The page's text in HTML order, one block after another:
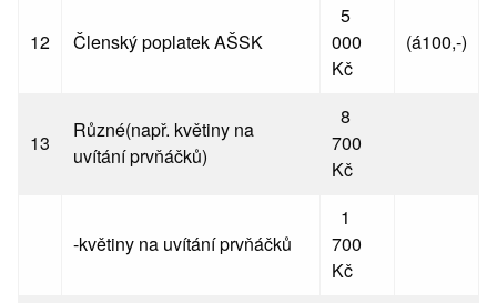
12 Členský poplatek AŠSK
5
000
Kč
(á100,-)
13
Různé(např. květiny na
uvítání prvňáčků)
8
700
Kč
-květiny na uvítání prvňáčků
1
700
Kč